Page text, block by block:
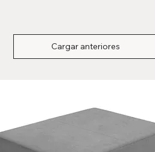
Cargar anteriores